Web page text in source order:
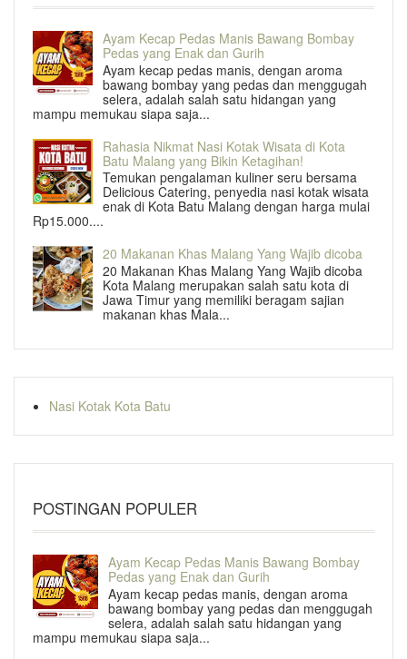
Ayam Kecap Pedas Manis Bawang Bombay
Pedas yang Enak dan Gurih
Ayam kecap pedas manis, dengan aroma
bawang bombay yang pedas dan menggugah
selera, adalah salah satu hidangan yang
mampu memukau siapa saja...
Rahasia Nikmat Nasi Kotak Wisata di Kota
Batu Malang yang Bikin Ketagihan!
Temukan pengalaman kuliner seru bersama
Delicious Catering, penyedia nasi kotak wisata
enak di Kota Batu Malang dengan harga mulai
Rp15.000....
20 Makanan Khas Malang Yang Wajib dicoba
20 Makanan Khas Malang Yang Wajib dicoba
Kota Malang merupakan salah satu kota di
Jawa Timur yang memiliki beragam sajian
makanan khas Mala...
Nasi Kotak Kota Batu
POSTINGAN POPULER
Ayam Kecap Pedas Manis Bawang Bombay
Pedas yang Enak dan Gurih
Ayam kecap pedas manis, dengan aroma
bawang bombay yang pedas dan menggugah
selera, adalah salah satu hidangan yang
mampu memukau siapa saja...